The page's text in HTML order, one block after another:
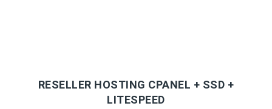
RESELLER HOSTING CPANEL + SSD +
LITESPEED